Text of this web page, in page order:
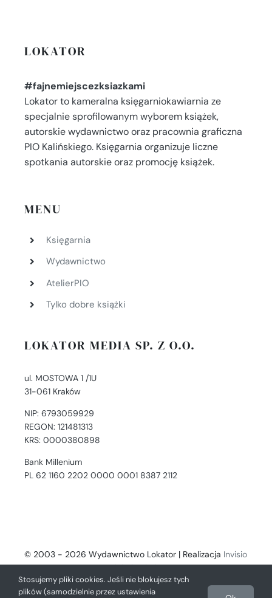
LOKATOR
#fajnemiejscezksiazkami
Lokator to kameralna księgarniokawiarnia ze
specjalnie sprofilowanym wyborem książek,
autorskie wydawnictwo oraz pracownia graficzna
PIO Kalińskiego. Księgarnia organizuje liczne
spotkania autorskie oraz promocję książek.
MENU
Księgarnia
Wydawnictwo
AtelierPIO
Tylko dobre książki
LOKATOR MEDIA SP. Z O.O.
ul. MOSTOWA 1 /1U
31-061 Kraków
NIP: 6793059929
REGON: 121481313
KRS: 0000380898
Bank Millenium
PL 62 1160 2202 0000 0001 8387 2112
© 2003 - 2026 Wydawnictwo Lokator | Realizacja Invisio
- Digital Solutions
Stosujemy pliki cookies. Jeśli nie blokujesz tych
plików (samodzielnie przez ustawienia